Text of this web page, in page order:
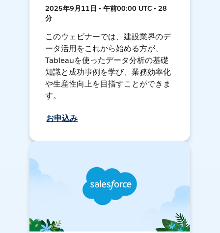
2025年9月11日 • 午前00:00 UTC • 28
分
このウェビナーでは、建設業界のデ
ータ活用をこれから始める方が、
Tableauを使ったデータ分析の基礎
知識と成功事例を学び、業務効率化
や生産性向上を目指すことができま
す。
お申込み